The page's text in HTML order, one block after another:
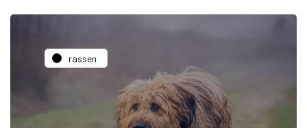
rassen